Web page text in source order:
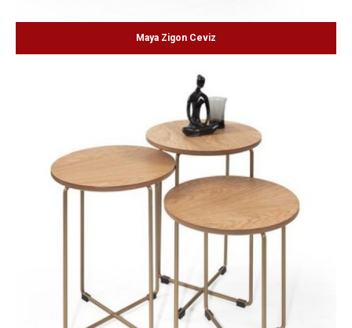
Maya Zigon Ceviz